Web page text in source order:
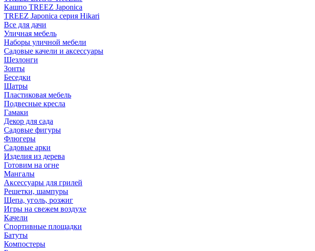
Кашпо TREEZ Japonica
TREEZ Japonica серия Hikari
Все для дачи
Уличная мебель
Наборы уличной мебели
Садовые качели и аксессуары
Шезлонги
Зонты
Беседки
Шатры
Пластиковая мебель
Подвесные кресла
Гамаки
Декор для сада
Садовые фигуры
Флюгеры
Садовые арки
Изделия из дерева
Готовим на огне
Мангалы
Аксессуары для грилей
Решетки, шампуры
Щепа, уголь, розжиг
Игры на свежем воздухе
Качели
Спортивные площадки
Батуты
Компостеры